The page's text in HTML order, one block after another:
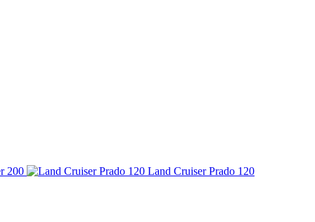
200
Land Cruiser Prado 120